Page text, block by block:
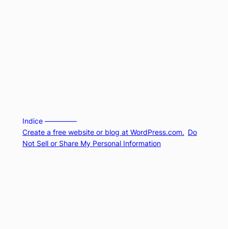
Indice –––––––––
Create a free website or blog at WordPress.com. Do
Not Sell or Share My Personal Information